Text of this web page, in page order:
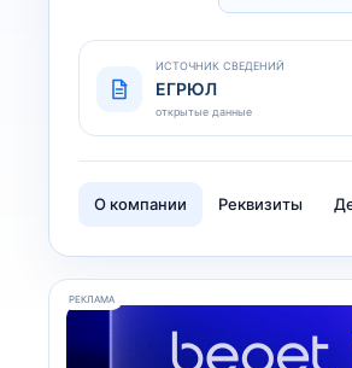
ИСТОЧНИК СВЕДЕНИЙ
ЕГРЮЛ
открытые данные
О компании Реквизиты
РЕКЛАМА